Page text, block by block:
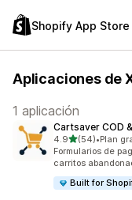
Shopify App Store
Aplicaciones de
1 aplicación
Cartsaver COD
4.9de 5 estrellas
(54)
54 reseñas en
•Plan
Formularios de
carritos
Built for